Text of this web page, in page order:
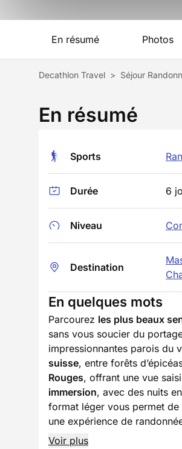
En résumé Photos
Decathlon Travel > Séjour
En résumé
Sports
Durée 6
Niveau
Destination
En quelques mots
Parcourez les plus beaux
sans vous soucier du
impressionnantes parois du
suisse, entre forêts
Rouges, offrant une vue
immersion, avec des nuits
format léger vous permet
une expérience de
Voir plus